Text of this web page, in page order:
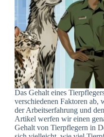
Das Gehalt eines
verschiedenen Faktoren ab,
der Arbeitserfahrung und
Artikel werfen wir einen
Gehalt von Tierpflegern in